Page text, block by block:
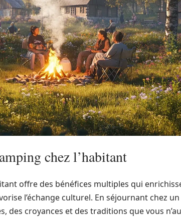
chez l’habitant
offre des bénéfices multiples qui
l’échange culturel. En séjournant chez un
des croyances et des traditions que vous